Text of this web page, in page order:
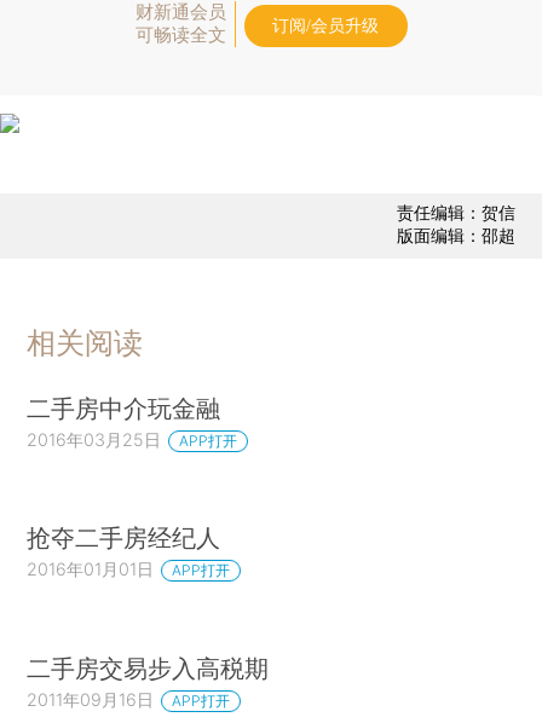
财新通会员
可畅读全文
订阅/会员升级
责任编辑：贺信
版面编辑：邵超
相关阅读
二手房中介玩金融
2016年03月25日 APP打开
抢夺二手房经纪人
2016年01月01日 APP打开
二手房交易步入高税期
2011年09月16日 APP打开